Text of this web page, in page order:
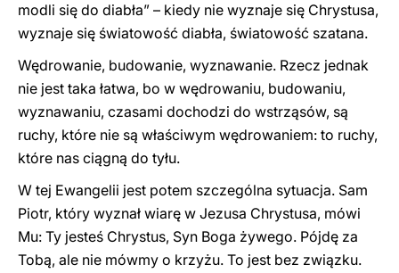
modli się do diabła” – kiedy nie wyznaje się Chrystusa,
wyznaje się światowość diabła, światowość szatana.
Wędrowanie, budowanie, wyznawanie. Rzecz jednak
nie jest taka łatwa, bo w wędrowaniu, budowaniu,
wyznawaniu, czasami dochodzi do wstrząsów, są
ruchy, które nie są właściwym wędrowaniem: to ruchy,
które nas ciągną do tyłu.
W tej Ewangelii jest potem szczególna sytuacja. Sam
Piotr, który wyznał wiarę w Jezusa Chrystusa, mówi
Mu: Ty jesteś Chrystus, Syn Boga żywego. Pójdę za
Tobą, ale nie mówmy o krzyżu. To jest bez związku.